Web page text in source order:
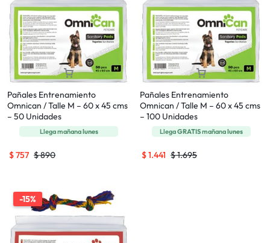
Pañales Entrenamiento
Omnican / Talle M – 60 x 45 cms
– 50 Unidades
Llega mañanalunes
$890
$757
Pañales Entrenamiento
Omnican / Talle M – 60 x 45 cms
– 100 Unidades
LlegaGRATISmañanalunes
$1.695
$1.441
-15%